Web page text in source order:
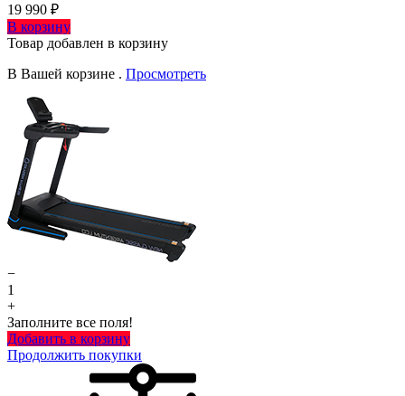
19 990 ₽
В корзину
Товар добавлен в корзину
В Вашей корзине . Просмотреть
−
1
+
Заполните все поля!
Добавить в корзину
Продолжить покупки